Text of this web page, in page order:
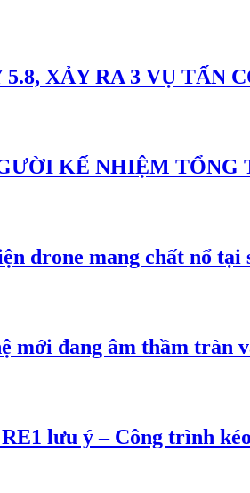
XẢY RA 3 VỤ TẤN
KẾ NHIỆM TỔNG
drone mang chất nổ tại
đang âm thầm tràn
lưu ý – Công trình